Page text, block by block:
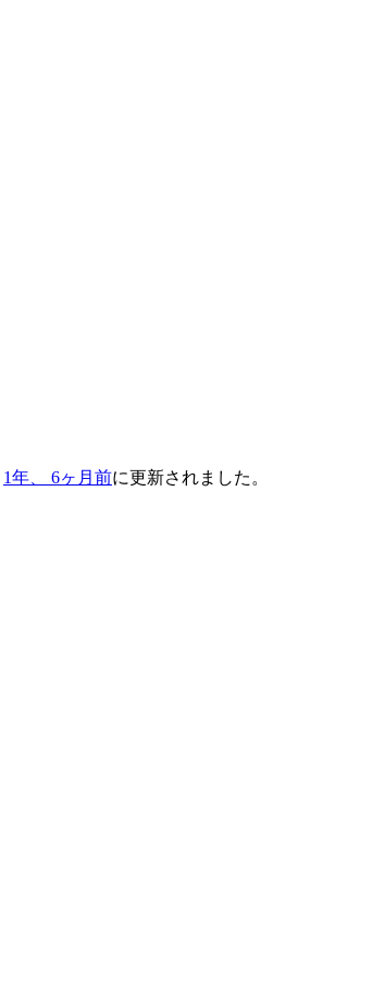
1年、 6ヶ月前に更新されました。